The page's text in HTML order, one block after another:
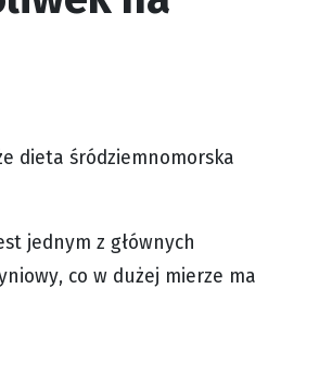
dieta śródziemnomorska
jednym z głównych
co w dużej mierze ma